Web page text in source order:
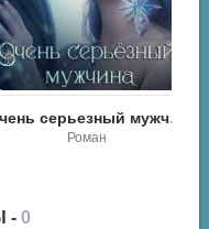
Очень серьезный мужчина - Мира Айрон
Роман
- 0